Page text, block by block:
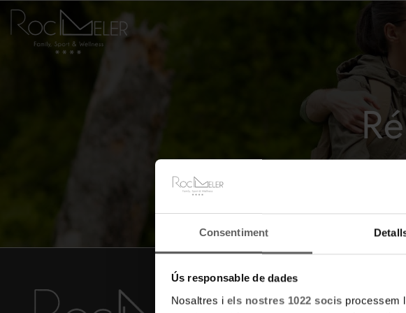
Consentiment
Ús responsable de dades
Nosaltres i els nostres 1022 socis processem
HÔTEL ROC MELER